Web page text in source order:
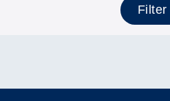
Filter